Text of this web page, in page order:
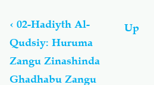
links
for
Al-
Ahaadiyth
Al-
‹ 02-Hadiyth Al-
Qudsiy: Huruma
Zangu Zinashinda
Ghadhabu Zangu
Up